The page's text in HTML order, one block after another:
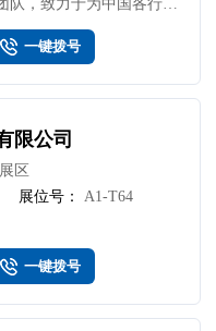
人士提供专业的营销推广
的商业资讯服务，致力发
权威的企业门户网站和企
一键拨号
限公司
区
展位号：
A1-T64
一键拨号